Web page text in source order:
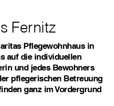
Fernitz
Pflegewohnhaus in
auf die individuellen
und jedes Bewohners
pflegerischen Betreuung
ganz im Vordergrund